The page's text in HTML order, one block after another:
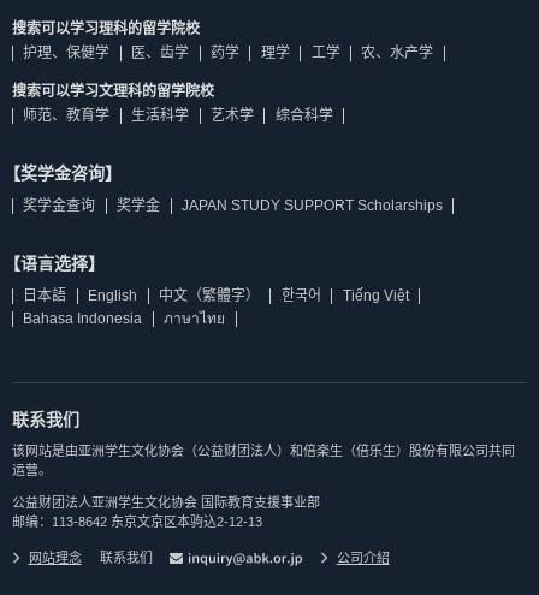
搜索可以学习理科的留学院校
护理、保健学
医、齿学 药学 理学 工学 农、水产学
搜索可以学习文理科的留学院校
师范、教育学
生活科学 艺术学 综合科学
【奖学金咨询】
奖学金查询 奖学金 JAPAN STUDY SUPPORT Scholarships
【语言选择】
日本語 English 中文（繁體字） 한국어
Tiếng Việt
Bahasa Indonesia
ภาษาไทย
联系我们
该网站是由亚洲学生文化协会（公益财团法人）和倍楽生（倍乐生）股份有限公司共同
运营。
公益财团法人亚洲学生文化协会 国际教育支援事业部
邮编：113-8642 东京文京区本驹込2-12-13
网站理念 联系我们 公司介紹